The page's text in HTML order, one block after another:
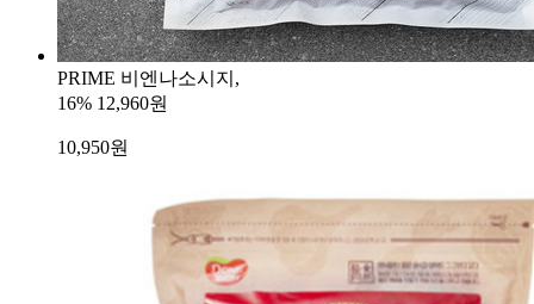
PRIME 비엔나소시지,
16% 12,960원
10,950원